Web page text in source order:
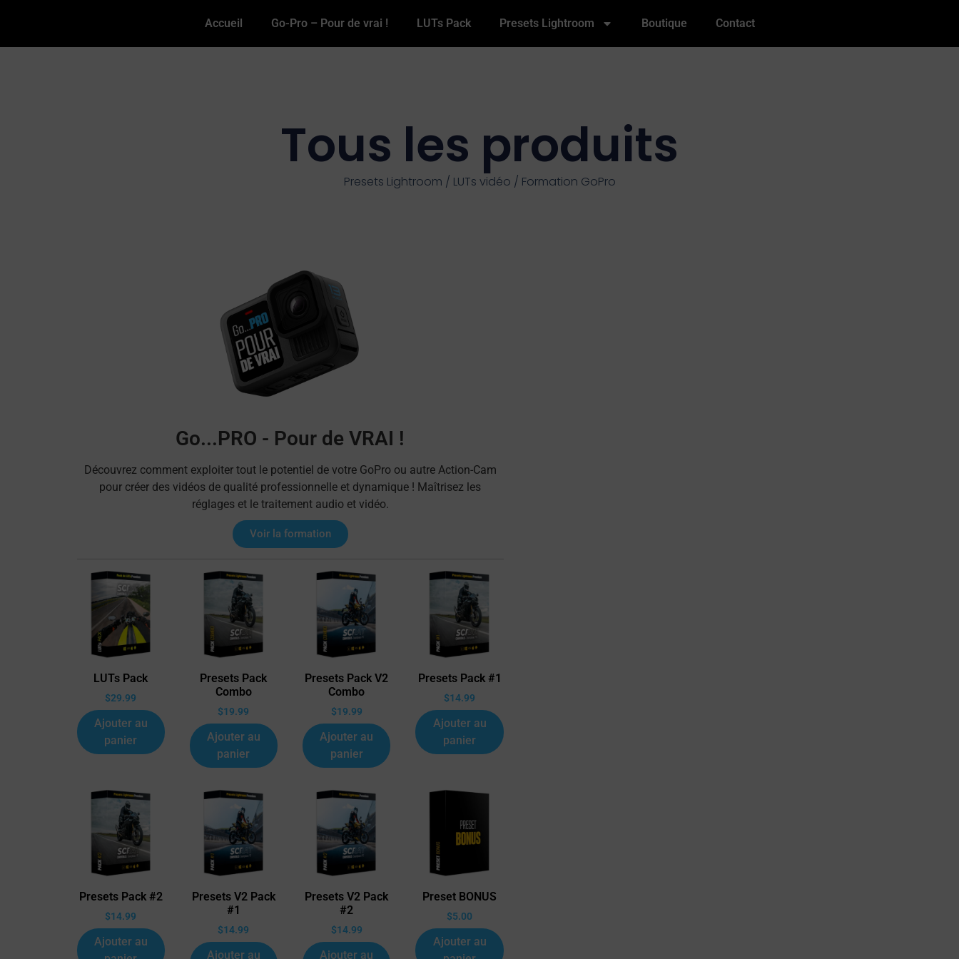
Accueil Go-Pro – Pour de vrai ! LUTs Pack Presets Lightroom Boutique Contact
Tous les produits
Presets Lightroom / LUTs vidéo / Formation GoPro
Go...PRO - Pour de VRAI !
Découvrez comment exploiter tout le potentiel de votre GoPro ou autre Action-Cam
pour créer des vidéos de qualité professionnelle et dynamique ! Maîtrisez les
réglages et le traitement audio et vidéo.
Voir la formation
LUTs Pack
$29.99
Ajouter au
panier
Presets Pack
Combo
$19.99
Ajouter au
panier
Presets Pack V2
Combo
$19.99
Ajouter au
panier
Presets Pack #1
$14.99
Ajouter au
panier
Presets Pack #2
$14.99
Ajouter au
Presets V2 Pack
#1
$14.99
Ajouter au
Presets V2 Pack
#2
$14.99
Ajouter au
Preset BONUS
$5.00
Ajouter au